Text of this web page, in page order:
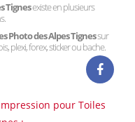
Tignesexiste en plusieurs
Photo des Alpes Tignessur
plexi, forex, sticker ou bache.
pour Toiles